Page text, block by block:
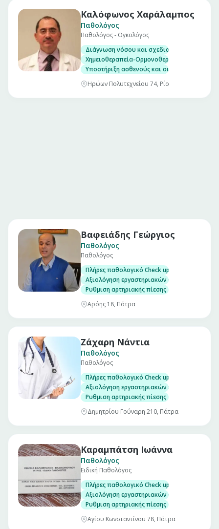
Καλόφωνος Χαράλαμπος
Παθολόγος
Παθολόγος - Ογκολόγος
Διάγνωση νόσου και σχεδιασμός
Χημειοθεραπεία-Ορμονοθεραπεία-
Υποστήριξη ασθενούς και οικογένειας
Ηρώων Πολυτεχνείου 74, Ρίο
Βαφειάδης Γεώργιος
Παθολόγος
Παθολόγος
Πλήρες παθολογικό Check up σε άνδρες και
Αξιολόγηση εργαστηριακών εξετάσεων
Ρυθμιση αρτηριακής πίεσης
Αρόης 18, Πάτρα
Ζάχαρη Νάντια
Παθολόγος
Παθολόγος
Πλήρες παθολογικό Check up σε άνδρες και
Αξιολόγηση εργαστηριακών εξετάσεων
Ρυθμιση αρτηριακής πίεσης
Δημητρίου Γούναρη 210, Πάτρα
Καραμπάτση Ιωάννα
Παθολόγος
Ειδική Παθολόγος
Πλήρες παθολογικό Check up σε άνδρες και
Αξιολόγηση εργαστηριακών εξετάσεων
Ρυθμιση αρτηριακής πίεσης
Αγίου Κωνσταντίνου 78, Πάτρα